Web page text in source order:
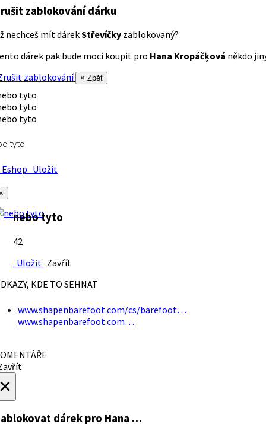
zablokování dárku
nechceš mít dárekStřevíčky zablokovaný?
dárek pak bude moci koupit pro Hana Kropáčķová někdo
zablokování
× Zpět
tyto
Uložit
nebo tyto
42
Uložit Zavřít
KDE TO SEHNAT
www.shapenbarefoot.com/cs/barefoot…
www.shapenbarefoot.com…
dárek pro Hana …